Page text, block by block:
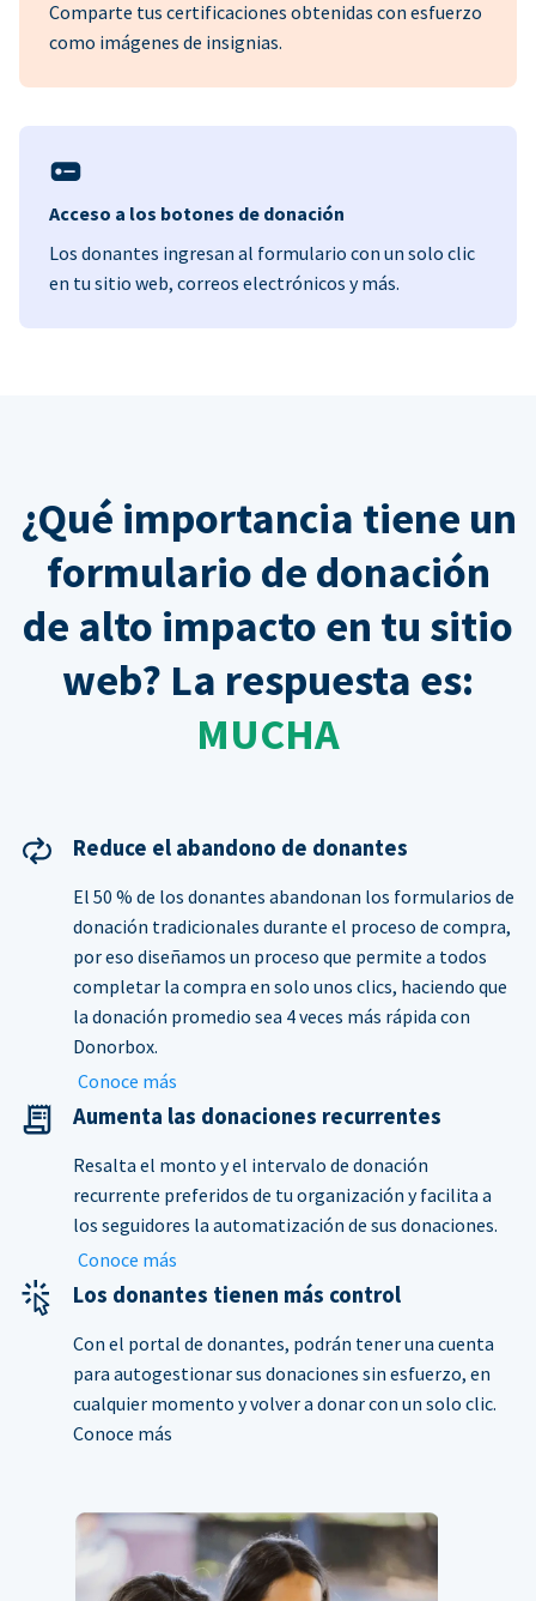
Comparte tus certificaciones obtenidas con esfuerzo
como imágenes de insignias.
Acceso a los botones de donación
Los donantes ingresan al formulario con un solo clic
en tu sitio web, correos electrónicos y más.
¿Qué importancia tiene un
formulario de donación
de alto impacto en tu sitio
web? La respuesta es:
MUCHA
Reduce el abandono de donantes
El 50 % de los donantes abandonan los formularios de
donación tradicionales durante el proceso de compra,
por eso diseñamos un proceso que permite a todos
completar la compra en solo unos clics, haciendo que
la donación promedio sea 4 veces más rápida con
Donorbox.
Conoce más
Aumenta las donaciones recurrentes
Resalta el monto y el intervalo de donación
recurrente preferidos de tu organización y facilita a
los seguidores la automatización de sus donaciones.
Conoce más
Los donantes tienen más control
Con el portal de donantes, podrán tener una cuenta
para autogestionar sus donaciones sin esfuerzo, en
cualquier momento y volver a donar con un solo clic.
Conoce más